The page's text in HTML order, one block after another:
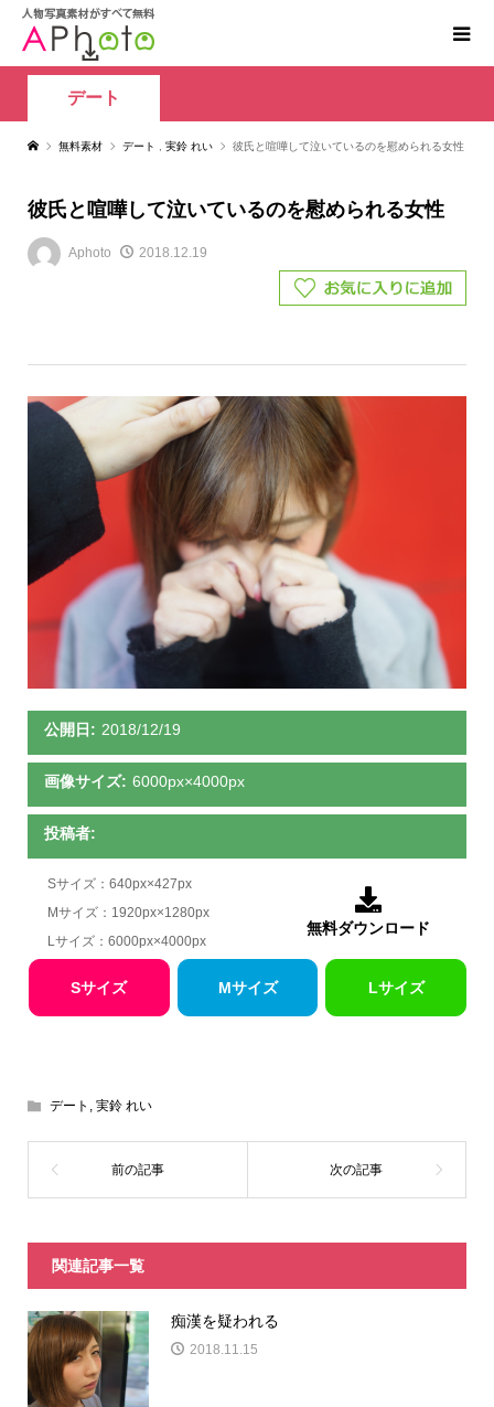
デート
無料素材 デート 実鈴 れい 彼氏と喧嘩して泣いているのを慰められる女性
彼氏と喧嘩して泣いているのを慰められる女性
Aphoto 2018.12.19
公開日: 2018/12/19
画像サイズ: 6000px×4000px
投稿者:
Sサイズ：640px×427px
Mサイズ：1920px×1280px
Lサイズ：6000px×4000px

無料ダウンロード
Sサイズ Mサイズ Lサイズ
デート , 実鈴 れい
関連記事一覧
痴漢を疑われる
2018.11.15